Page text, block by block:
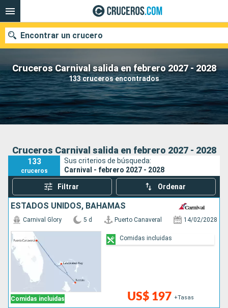
Cruceros Carnival salida en febrero 2027 - 2028
133 cruceros encontrados
Encontrar un crucero
Nuestros destinos
Fecha de salida
Buscar
Cruceros Carnival salida en febrero 2027 - 2028
133
cruceros
Sus criterios de búsqueda:
Carnival - febrero 2027 - 2028
Filtrar Ordenar
ESTADOS UNIDOS, BAHAMAS
Comidas incluidas
Carnival Glory 5 d Puerto Canaveral 14/02/2028
US$ 197 +Tasas
Comidas incluidas